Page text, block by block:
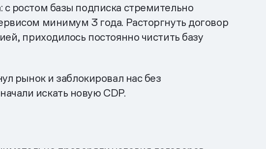
ростом базы подписка стремительно
минимум 3 года. Расторгнуть договор
приходилось постоянно чистить базу
рынок и заблокировал нас без
искать новую CDP.